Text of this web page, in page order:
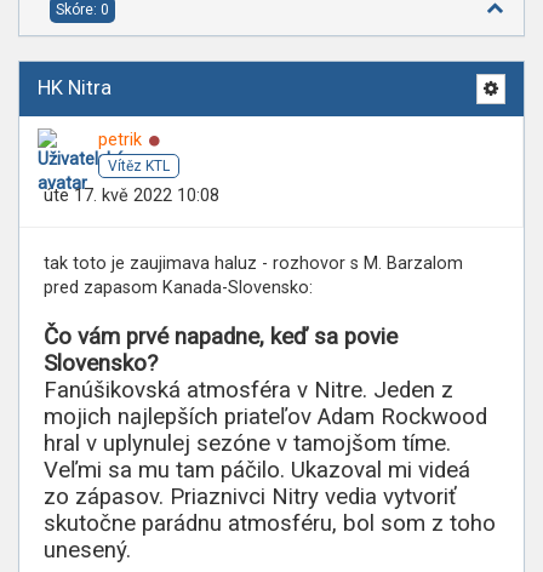
Skóre: 0
HK Nitra
petrik
Vítěz KTL
úte 17. kvě 2022 10:08
tak toto je zaujimava haluz - rozhovor s M. Barzalom
pred zapasom Kanada-Slovensko:
Čo vám prvé napadne, keď sa povie
Slovensko?
Fanúšikovská atmosféra v Nitre. Jeden z
mojich najlepších priateľov Adam Rockwood
hral v uplynulej sezóne v tamojšom tíme.
Veľmi sa mu tam páčilo. Ukazoval mi videá
zo zápasov. Priaznivci Nitry vedia vytvoriť
skutočne parádnu atmosféru, bol som z toho
unesený.